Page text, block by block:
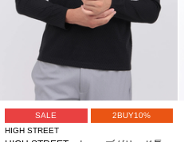
SALE
2BUY10%
HIGH STREET